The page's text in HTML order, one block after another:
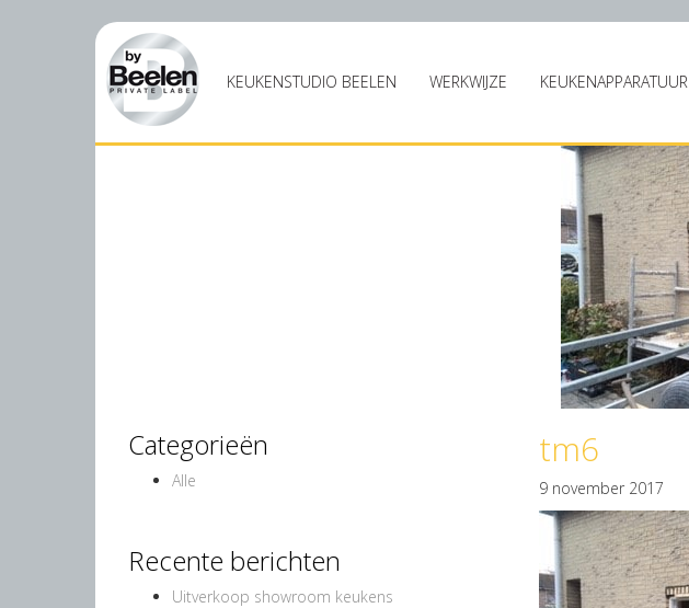
KEUKENSTUDIO BEELEN WERKWIJZE KEUKENAPPARATUUR
Categorieën
Alle
Recente berichten
Uitverkoop showroom keukens
tm6
9 november 2017